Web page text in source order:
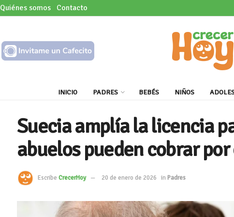
Quiénes somos Contacto
INICIO PADRES BEBÉS NIÑOS
Suecia amplía la licencia
abuelos pueden cobrar
Escribe CrecerHoy 20 de enero de 2026 in Padres